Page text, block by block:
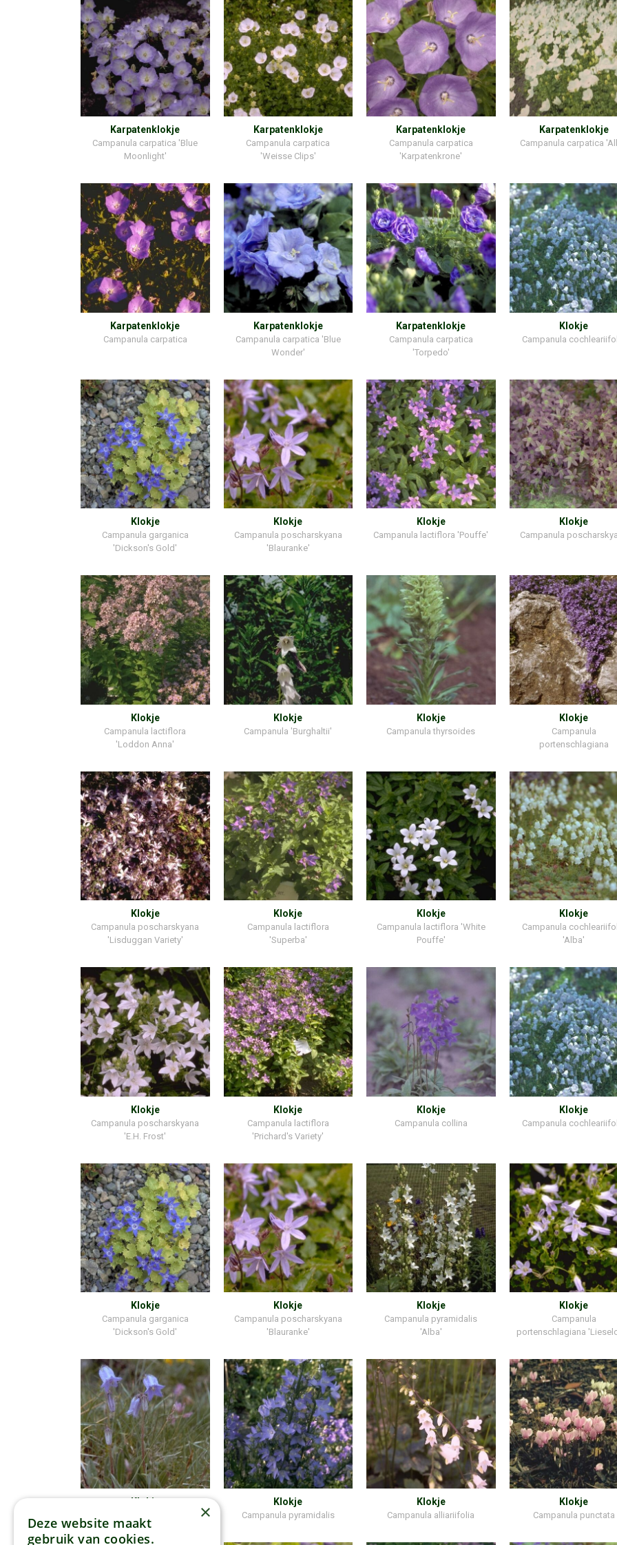
Karpatenklokje
Campanula carpatica 'Blue
Moonlight'
Karpatenklokje
Campanula carpatica
'Weisse Clips'
Karpatenklokje
Campanula carpatica
'Karpatenkrone'
Karpatenklokje
Campanula carpatica
Karpatenklokje
Campanula carpatica
Karpatenklokje
Campanula carpatica 'Blue
Wonder'
Karpatenklokje
Campanula carpatica
'Torpedo'
Klokje
Campanula
Klokje
Campanula garganica
'Dickson's Gold'
Klokje
Campanula poscharskyana
'Blauranke'
Klokje
Campanula lactiflora 'Pouffe'
Klokje
Campanula
Klokje
Campanula lactiflora
'Loddon Anna'
Klokje
Campanula 'Burghaltii'
Klokje
Campanula thyrsoides
Klokje
Campanula
portenschlagiana
Klokje
Campanula poscharskyana
'Lisduggan Variety'
Klokje
Campanula lactiflora
'Superba'
Klokje
Campanula lactiflora 'White
Pouffe'
Klokje
Campanula
'Alba'
Klokje
Campanula poscharskyana
'E.H. Frost'
Klokje
Campanula lactiflora
'Prichard's Variety'
Klokje
Campanula collina
Klokje
Campanula
Klokje
Campanula garganica
'Dickson's Gold'
Klokje
Campanula poscharskyana
'Blauranke'
Klokje
Campanula pyramidalis
'Alba'
Klokje
Campanula
portenschlagiana
Klokje Klokje
Campanula pyramidalis
Klokje
Campanula alliariifolia
Klokje
Campanula punctata
×
Deze website maakt
gebruik van cookies.